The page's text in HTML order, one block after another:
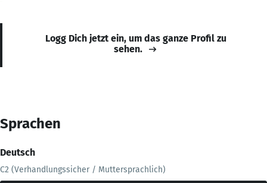
Logg Dich jetzt ein, um das ganze Profil zu
sehen.
Sprachen
Deutsch
C2 (Verhandlungssicher / Muttersprachlich)